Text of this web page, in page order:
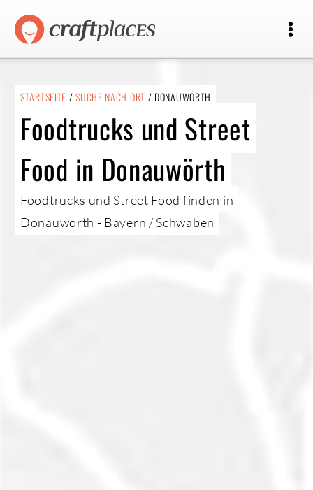
STARTSEITE /SUCHE NACH ORT / DONAUWÖRTH
Foodtrucks und Street
Food in Donauwörth
Foodtrucks und Street Food finden in
Donauwörth - Bayern / Schwaben